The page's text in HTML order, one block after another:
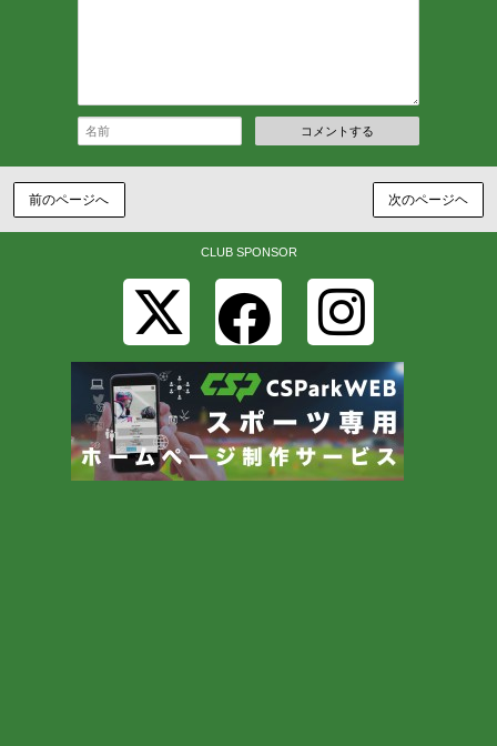
コメントする
前のページへ 次のページヘ
CLUB SPONSOR